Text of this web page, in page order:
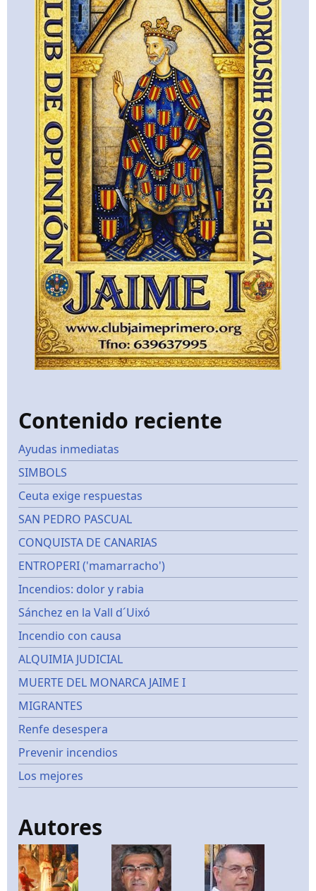
Contenido reciente
Ayudas inmediatas
SIMBOLS
Ceuta exige respuestas
SAN PEDRO PASCUAL
CONQUISTA DE CANARIAS
ENTROPERI ('mamarracho')
Incendios: dolor y rabia
Sánchez en la Vall d´Uixó
Incendio con causa
ALQUIMIA JUDICIAL
MUERTE DEL MONARCA JAIME I
MIGRANTES
Renfe desespera
Prevenir incendios
Los mejores
Autores